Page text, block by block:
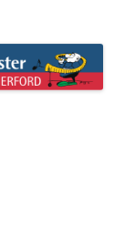
!